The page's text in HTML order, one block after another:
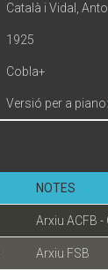
Català i Vidal,
1925
Cobla+
Versió per a piano:
NOTES
Arxiu ACFB
Arxiu FSB